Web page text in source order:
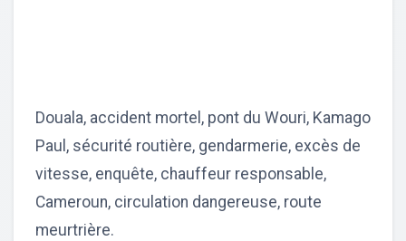
Douala, accident mortel, pont du Wouri, Kamago
Paul, sécurité routière, gendarmerie, excès de
vitesse, enquête, chauffeur responsable,
Cameroun, circulation dangereuse, route
meurtrière.